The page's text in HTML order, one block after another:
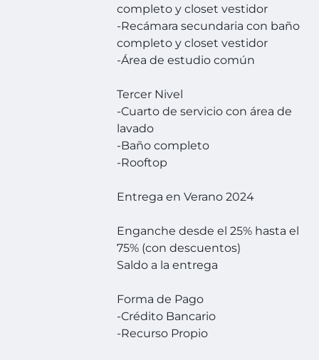
completo y closet vestidor
-Recámara secundaria con baño
completo y closet vestidor
-Área de estudio común
Tercer Nivel
-Cuarto de servicio con área de
lavado
-Baño completo
-Rooftop
Entrega en Verano 2024
Enganche desde el 25% hasta el
75% (con descuentos)
Saldo a la entrega
Forma de Pago
-Crédito Bancario
-Recurso Propio